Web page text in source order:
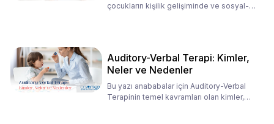
çocukların kişilik gelişiminde ve sosyal-
Auditory-Verbal Terapi: Kimler,
Neler ve Nedenler
Bu yazı anababalar için Auditory-Verbal
Terapinin temel kavramları olan kimler,